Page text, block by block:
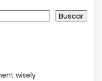
Buscar
wisely